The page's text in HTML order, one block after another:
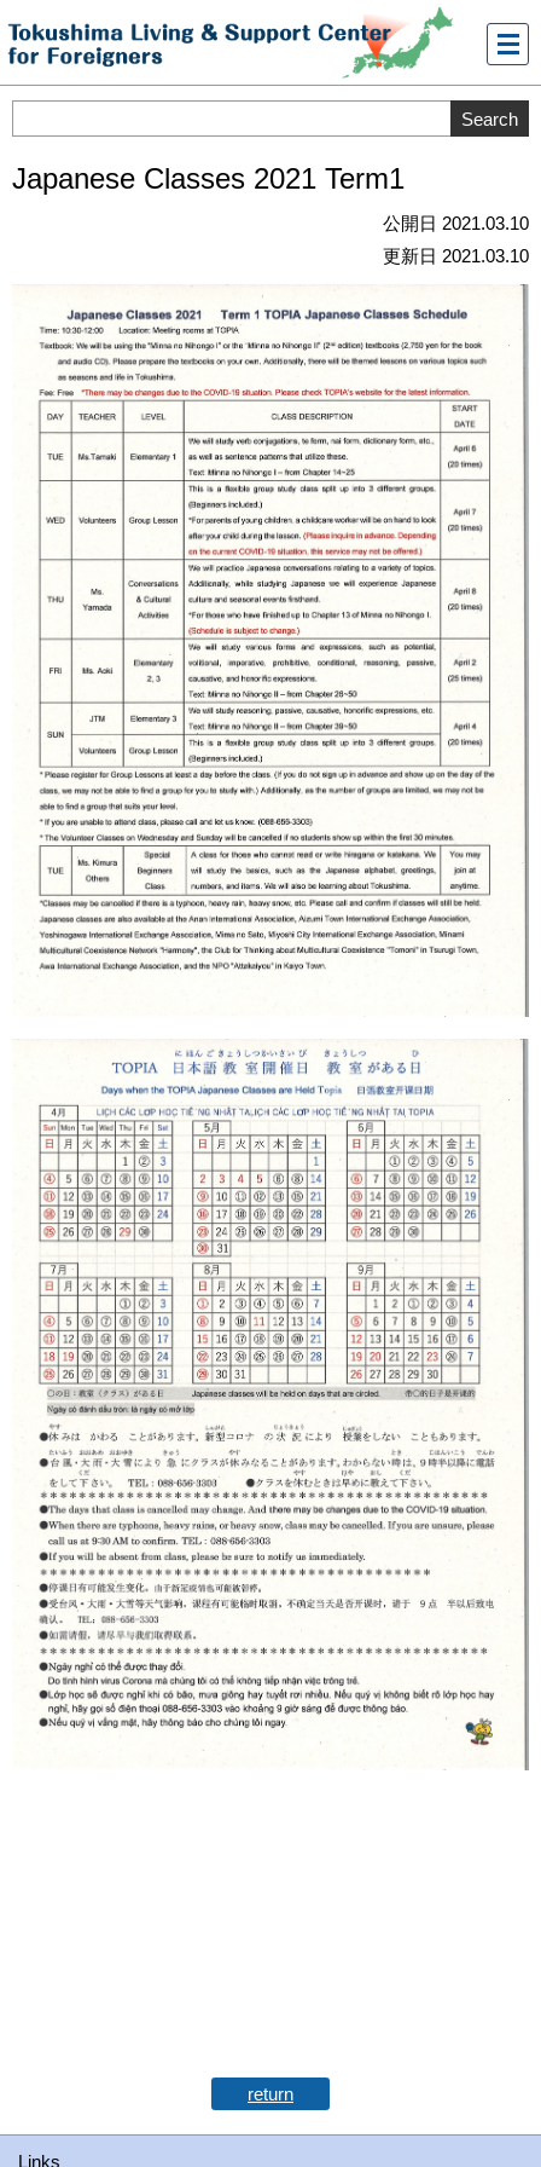
メニ
ュー
Japanese Classes 2021 Term1
公開日 2021.03.10
更新日 2021.03.10
return
Links